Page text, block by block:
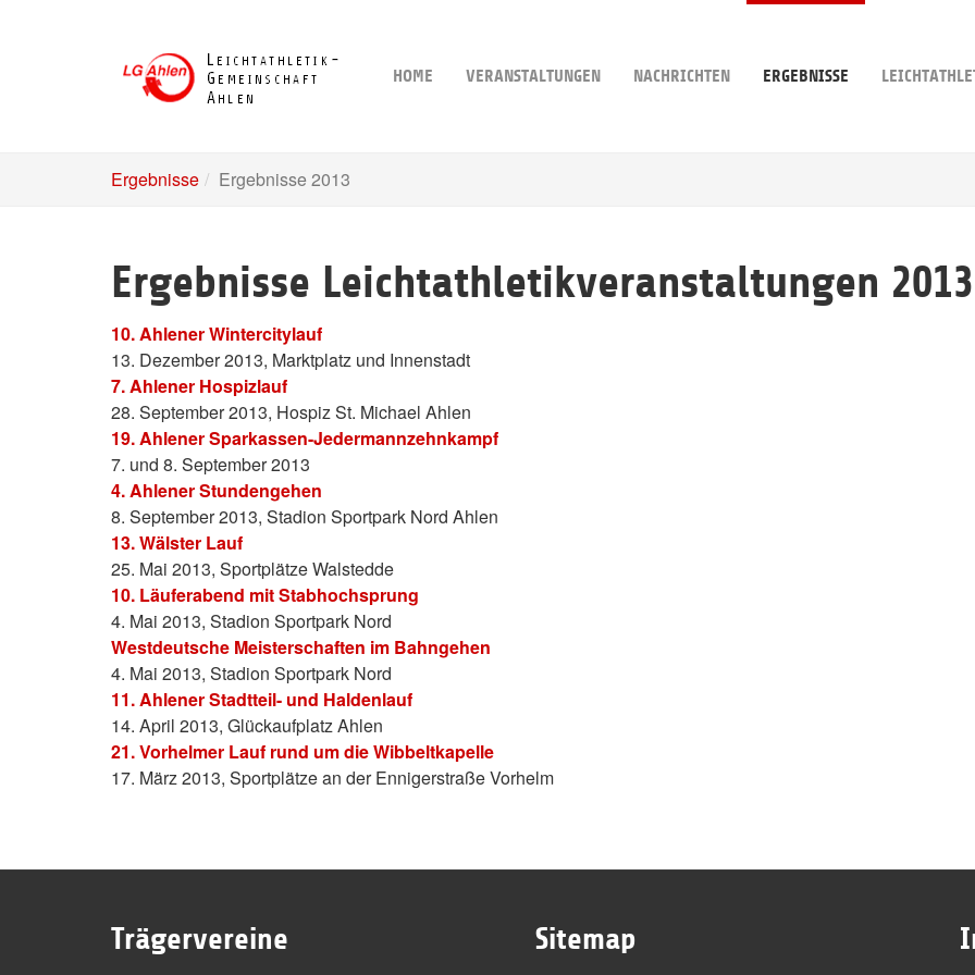
HOME VERANSTALTUNGEN NACHRICHTEN ERGEBNISSE
Ergebnisse Ergebnisse 2013
Ergebnisse Leichtathletikveranstaltungen 2013
10. Ahlener Wintercitylauf
13. Dezember 2013, Marktplatz und Innenstadt
7. Ahlener Hospizlauf
28. September 2013, Hospiz St. Michael Ahlen
19. Ahlener Sparkassen-Jedermannzehnkampf
7. und 8. September 2013
4. Ahlener Stundengehen
8. September 2013, Stadion Sportpark Nord Ahlen
13. Wälster Lauf
25. Mai 2013, Sportplätze Walstedde
10. Läuferabend mit Stabhochsprung
4. Mai 2013, Stadion Sportpark Nord
Westdeutsche Meisterschaften im Bahngehen
4. Mai 2013, Stadion Sportpark Nord
11. Ahlener Stadtteil- und Haldenlauf
14. April 2013, Glückaufplatz Ahlen
21. Vorhelmer Lauf rund um die Wibbeltkapelle
17. März 2013, Sportplätze an der Ennigerstraße Vorhelm
Trägervereine Sitemap